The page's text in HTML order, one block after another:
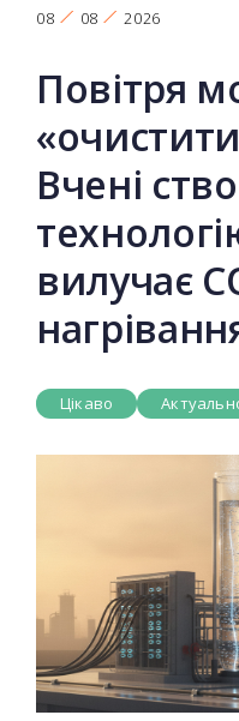
08 08 2026
Повітря
Вчені
вилучає
Цікаво